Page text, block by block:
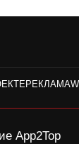
РЕКЛАМА
App2Top